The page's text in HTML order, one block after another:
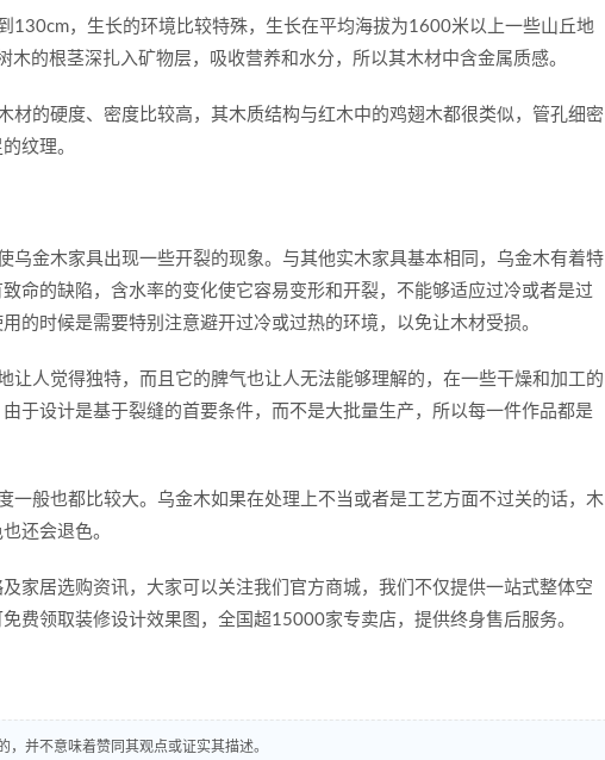
，生长的环境比较特殊，生长在平均海拔为1600米以上一些山丘地
木的根茎深扎入矿物层，吸收营养和水分，所以其木材中含金属质感。
的硬度、密度比较高，其木质结构与红木中的鸡翅木都很类似，管孔细密
纹理。
金木家具出现一些开裂的现象。与其他实木家具基本相同，乌金木有着特
命的缺陷，含水率的变化使它容易变形和开裂，不能够适应过冷或者是过
的时候是需要特别注意避开过冷或过热的环境，以免让木材受损。
人觉得独特，而且它的脾气也让人无法能够理解的，在一些干燥和加工的
于设计是基于裂缝的首要条件，而不是大批量生产，所以每一件作品都是
般也都比较大。乌金木如果在处理上不当或者是工艺方面不过关的话，木
还会退色。
居选购资讯，大家可以关注我们官方商城，我们不仅提供一站式整体空
费领取装修设计效果图，全国超15000家专卖店，提供终身售后服务。
并不意味着赞同其观点或证实其描述。